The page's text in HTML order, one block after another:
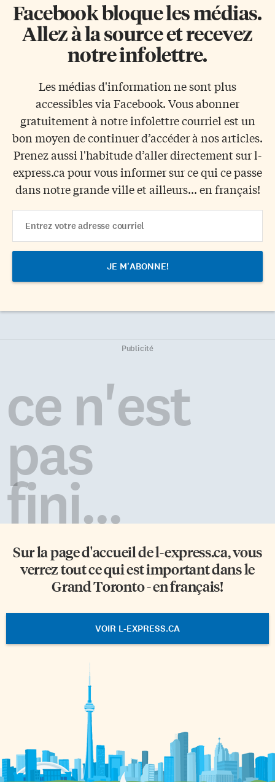
Facebook bloque les médias.
Allez à la source et recevez
notre infolettre.
Les médias d'information ne sont plus
accessibles via Facebook. Vous abonner
gratuitement à notre infolettre courriel est un
bon moyen de continuer d’accéder à nos articles.
Prenez aussi l'habitude d’aller directement sur l-
express.ca pour vous informer sur ce qui ce passe
dans notre grande ville et ailleurs... en français!
Address
Publicité
ce n'est
pas
fini...
Sur la page d'accueil del-express.ca, vous
verrez tout ce qui est important dans le
Grand Toronto - en français!
VOIR L-EXPRESS.CA